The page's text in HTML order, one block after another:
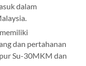
dalam
dan pertahanan
Su-30MKM dan